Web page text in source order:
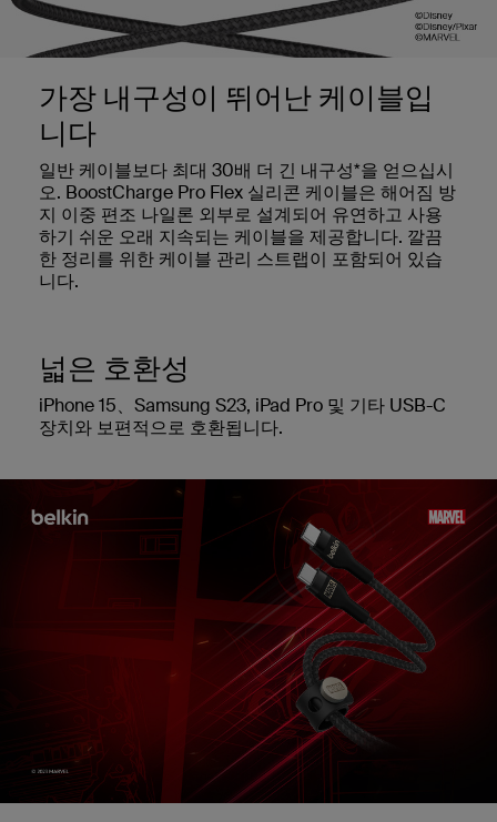
가장 내구성이 뛰어난 케이블입
니다
일반 케이블보다 최대 30배 더 긴 내구성*을 얻으십시
오. BoostCharge Pro Flex 실리콘 케이블은 해어짐 방
지 이중 편조 나일론 외부로 설계되어 유연하고 사용
하기 쉬운 오래 지속되는 케이블을 제공합니다. 깔끔
한 정리를 위한 케이블 관리 스트랩이 포함되어 있습
니다.
넓은 호환성
iPhone 15、Samsung S23, iPad Pro 및 기타 USB-C
장치와 보편적으로 호환됩니다.